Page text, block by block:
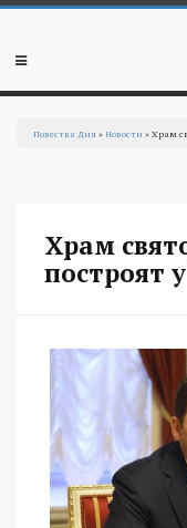
Перейти к основному
Мобильное
Повестка Дня »Новости » Храм
Храм
построят